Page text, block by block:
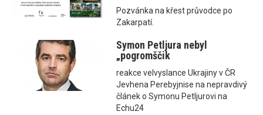
Pozvánka na křest průvodce po
Zakarpatí.
Symon Petljura nebyl
„pogromščik
reakce velvyslance Ukrajiny v ČR
Jevhena Perebyjnise na nepravdivý
článek o Symonu Petljurovi na
Echu24